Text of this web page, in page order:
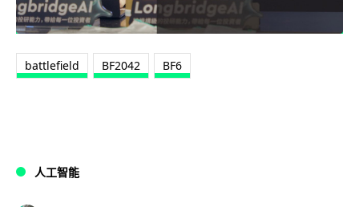
battlefield BF2042 BF6
人工智能